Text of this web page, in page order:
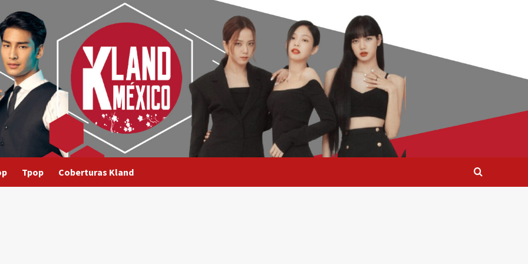
Tpop Coberturas Kland